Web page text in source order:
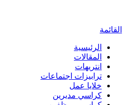
القائمة
الرئيسية
المقالات
انتريهات
ترابيزات اجتماعات
خلايا عمل
كراسي مديرين